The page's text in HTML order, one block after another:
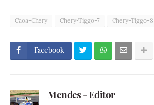
Caoa-Chery Chery-Tiggo-7 Chery-Tiggo-8
Facebook
Mendes - Editor